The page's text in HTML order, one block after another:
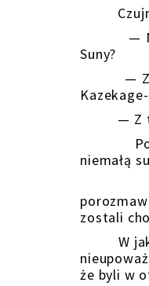
Czujny
— Nie,
Suny?
—
— Z
niemałą
Przez
zostali
W jaki
że byli w